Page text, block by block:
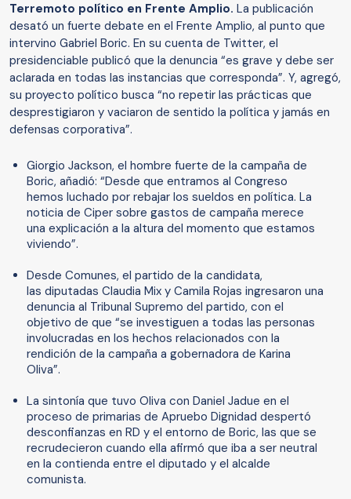
Terremoto político en Frente Amplio. La publicación
desató un fuerte debate en el Frente Amplio, al punto que
intervino Gabriel Boric. En su cuenta de Twitter, el
presidenciable publicó que la denuncia “es grave y debe ser
aclarada en todas las instancias que corresponda”. Y, agregó,
su proyecto político busca “no repetir las prácticas que
desprestigiaron y vaciaron de sentido la política y jamás en
defensas corporativa”.
Giorgio Jackson, el hombre fuerte de la campaña de
Boric, añadió: “Desde que entramos al Congreso
hemos luchado por rebajar los sueldos en política. La
noticia de Ciper sobre gastos de campaña merece
una explicación a la altura del momento que estamos
viviendo”.
Desde Comunes, el partido de la candidata,
las diputadas Claudia Mix y Camila Rojas ingresaron una
denuncia al Tribunal Supremo del partido, con el
objetivo de que “se investiguen a todas las personas
involucradas en los hechos relacionados con la
rendición de la campaña a gobernadora de Karina
Oliva”.
La sintonía que tuvo Oliva con Daniel Jadue en el
proceso de primarias de Apruebo Dignidad despertó
desconfianzas en RD y el entorno de Boric, las que se
recrudecieron cuando ella afirmó que iba a ser neutral
en la contienda entre el diputado y el alcalde
comunista.